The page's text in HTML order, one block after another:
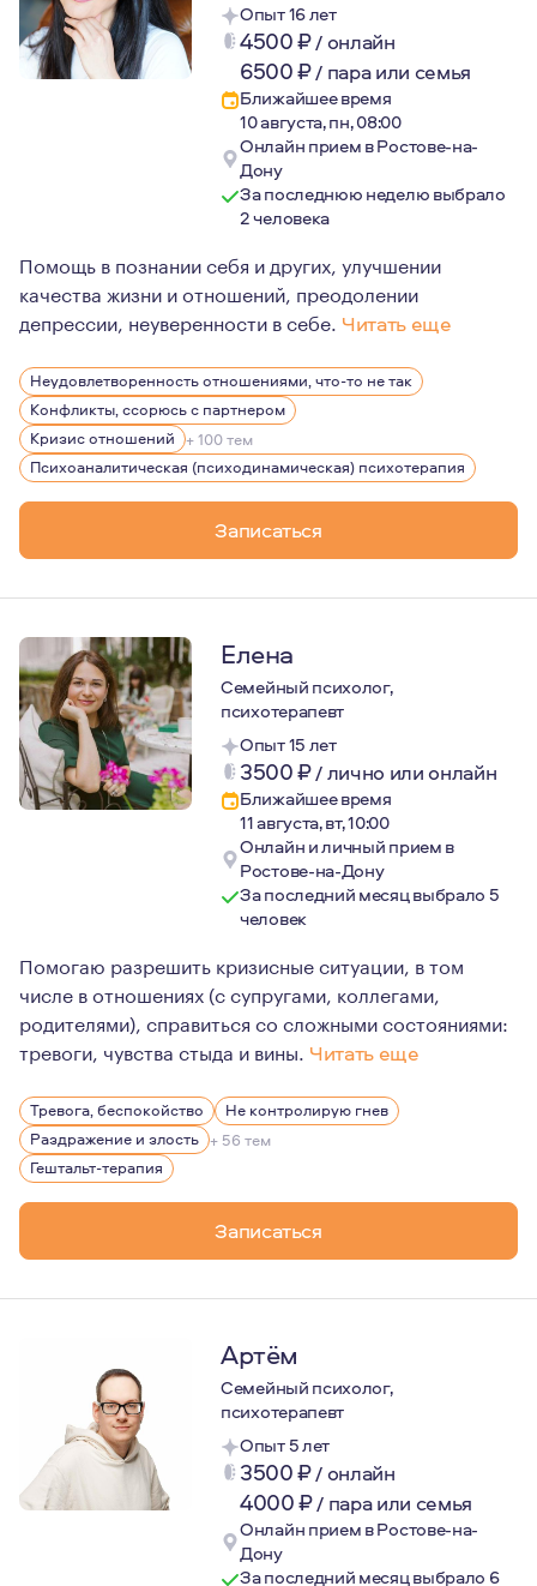
Опыт 16 лет
4500₽/ онлайн
6500₽/ пара или семья
Ближайшее время
10 августа, пн, 08:00
Онлайн прием в Ростове-на-
Дону
За последнюю неделю выбрало
2 человека
Помощь в познании себя и других, улучшении
качества жизни и отношений, преодолении
депрессии, неуверенности в себе. Читать еще
Психолог высшей квалификационной категории.
Профессиональный стаж – 11 лет.
«С судьбой нельзя не считаться, мы не можем просто
Ролло Мэй
Психоаналитическая терапия не меняет судьбу, она
Неудовлетворенность отношениями, что-то не так
Конфликты, ссорюсь с партнером
Кризис отношений + 100 тем
Психоаналитическая (психодинамическая) психотерапия
Записаться
Елена
Семейный психолог,
психотерапевт
Опыт 15 лет
3500₽/лично или онлайн
Ближайшее время
11 августа, вт, 10:00
Онлайн и личный прием в
Ростове-на-Дону
За последний месяц выбрало 5
человек
Помогаю разрешить кризисные ситуации, в том
числе в отношениях (с супругами, коллегами,
родителями), справиться со сложными состояниями:
тревоги, чувства стыда и вины. Читать еще
Еще в школьные годы мне были интересны люди и то,
Тревога, беспокойство
Не контролирую гнев
Раздражение и злость + 56 тем
Гештальт-терапия
Записаться
Артём
Семейный психолог,
психотерапевт
Опыт 5 лет
3500₽/ онлайн
4000₽/ пара или семья
Онлайн прием в Ростове-на-
Дону
За последний месяц выбрало 6